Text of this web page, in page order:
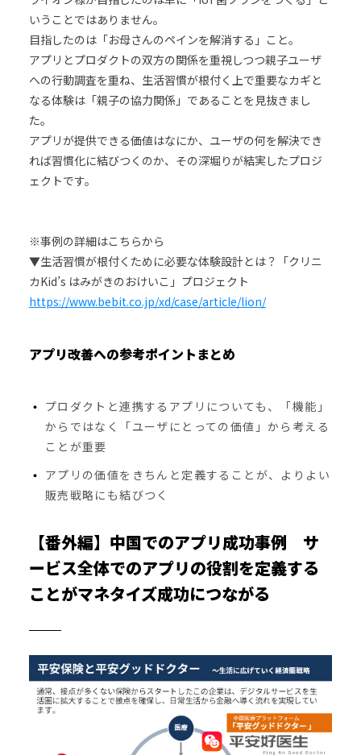
いうことではありません。
目指したのは「お母さんのペインを解消する」こと。
アプリとプロダクトの双方の関係を重視しつつ親子ユーザ
への行動調査を重ね、生活習慣が根付く上で重要なカギと
なる体験は「親子の協力関係」であることを見抜きまし
た。
アプリが提供できる価値はなにか、ユーザの何を解決でき
れば習慣化に結びつくのか、その深堀りが結実したプロジ
ェクトです。
※事例の詳細はこちらから
▼生活習慣が根付くために必要な体験設計とは？「クリニ
カKid’s はみがきのおけいこ」プロジェクト
https://www.bebit.co.jp/xd/case/article/lion/
アプリ改善への参考ポイントまとめ
プロダクトと連携するアプリについても、「機能」
からではなく「ユーザにとっての価値」から考える
ことが重要
アプリの価値をきちんと定義することが、よりよい
販売戦略にも結びつく
【番外編】中国でのアプリ成功事例 サ
ービス全体でのアプリの役割を定義する
ことがマネタイズ成功につながる